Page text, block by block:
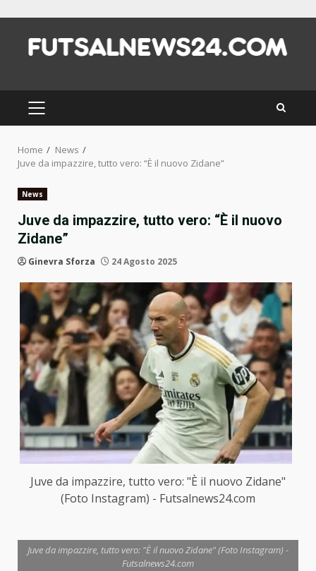
content
PRIMARY
MENU
Home
News
Juve da impazzire, tutto vero: “È il nuovo Zidane”
News
Juve da impazzire, tutto vero: “È il nuovo
Zidane”
Ginevra Sforza 24 Agosto 2025
Juve da impazzire, tutto vero: "È il nuovo Zidane"
(Foto Instagram) - Futsalnews24.com
Juve da impazzire, tutto vero: "È il nuovo Zidane" (Foto Instagram) -
Futsalnews24.com